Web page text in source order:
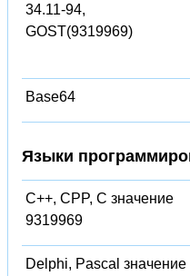
34.11-94,
GOST(9319969)
Base64
Языки
C++, CPP, C значение
9319969
Delphi, Pascal значение